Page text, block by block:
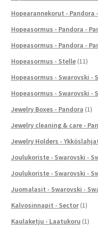
Hopearannekorut - Pandora
Hopeasormus - Pandora -
Hopeasormus - Pandora -
Hopeasormus - Stelle (11)
Hopeasormus - Swarovski -
Hopeasormus - Swarovski -
Jewelry Boxes - Pandora (1)
Jewelry cleaning & care -
Jewelry Holders -
Joulukoriste - Swarovski -
Joulukoriste - Swarovski -
Juomalasit - Swarovski -
Kalvosinnapit - Sector (1)
Kaulaketju - Laatukoru (1)